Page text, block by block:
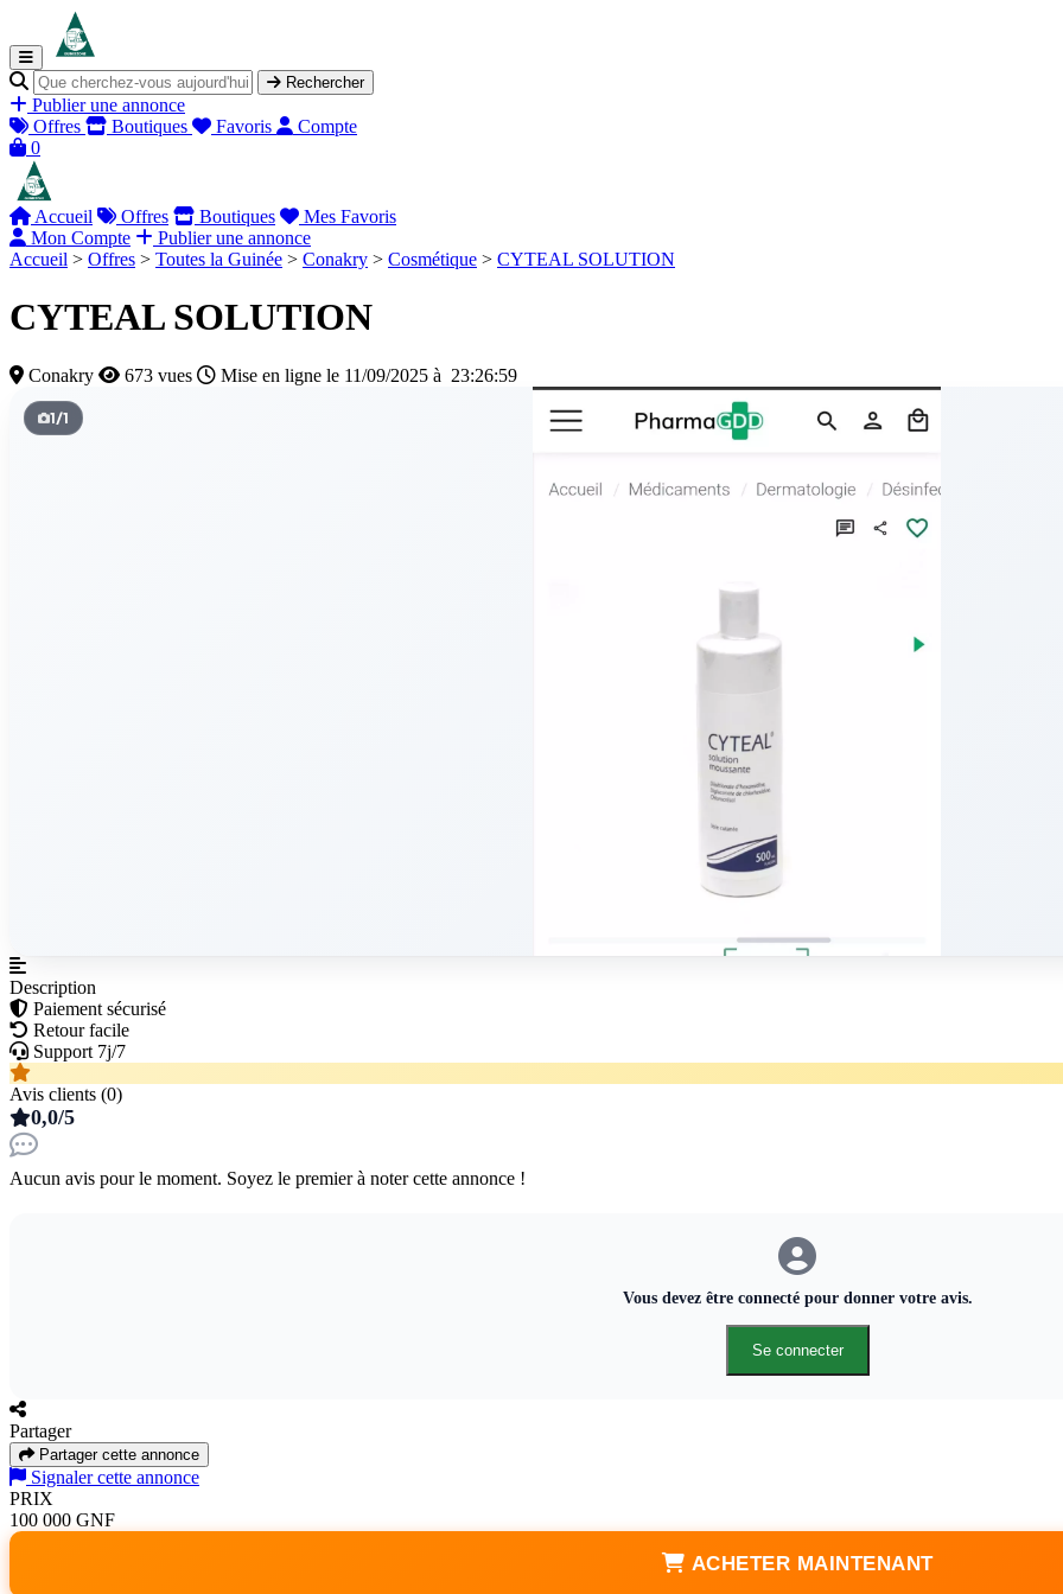
Rechercher
Publier une annonce
Offres
Boutiques Favoris
Compte
0
Accueil Offres Boutiques
Mes Favoris
Mon Compte
Publier une annonce
Accueil > Offres > Toutes la Guinée > Conakry > Cosmétique > CYTEAL SOLUTION
CYTEAL SOLUTION
Conakry 673 vues Mise en ligne le 11/09/2025 à 23:26:59
1/1
Description
Paiement sécurisé
Retour facile
Support 7j/7
Avis clients (0)
0,0/5
Aucun avis pour le moment. Soyez le premier à noter cette annonce !
Vous devez être connecté pour donner votre avis.
Se connecter
Partager
Partager cette annonce
Signaler cette annonce
PRIX
100 000 GNF
ACHETER MAINTENANT